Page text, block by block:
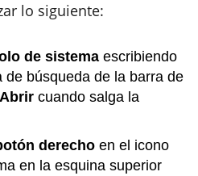
lo siguiente:
de sistema escribiendo
de búsqueda de la barra de
Abrir cuando salga la
derecho en el icono
en la esquina superior